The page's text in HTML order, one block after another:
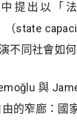
提出以「
state
不同社會如
與
的窄廊：國